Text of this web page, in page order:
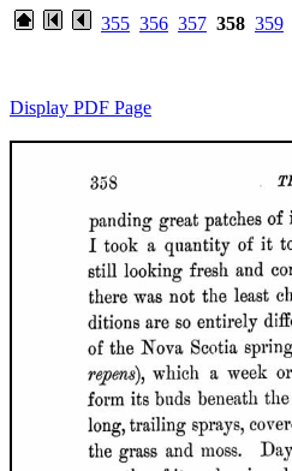
355 356 357 358 359
Display PDF Page